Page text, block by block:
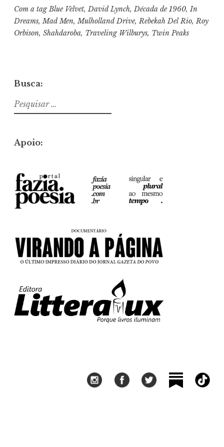
Com a tagBlue Velvet,David Lynch,Década de 1960,In
Dreams,Mad Men,Mulholland Drive, Rebekah Del Rio, Roy
Orbison, Shahdaroba, Traveling Wilburys, Twin Peaks
Busca:
Pesquisar
por:
Apoio: